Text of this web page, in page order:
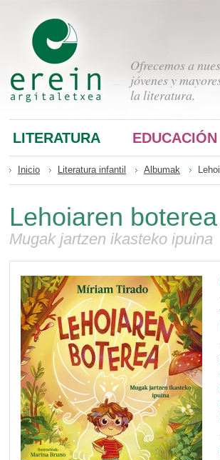
Ofrecemos a
jóvenes y
la literatura.
LITERATURA EDUCACIÓN
Inicio Literatura infantil Albumak
Lehoiaren boterea
Mugak jartzen ikasteko ipuina